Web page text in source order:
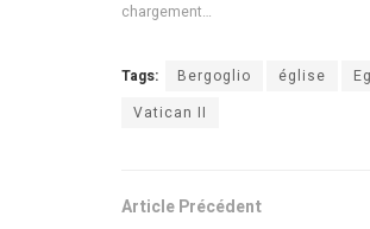
chargement…
Tags: Bergoglio église
Vatican II
Article Précédent